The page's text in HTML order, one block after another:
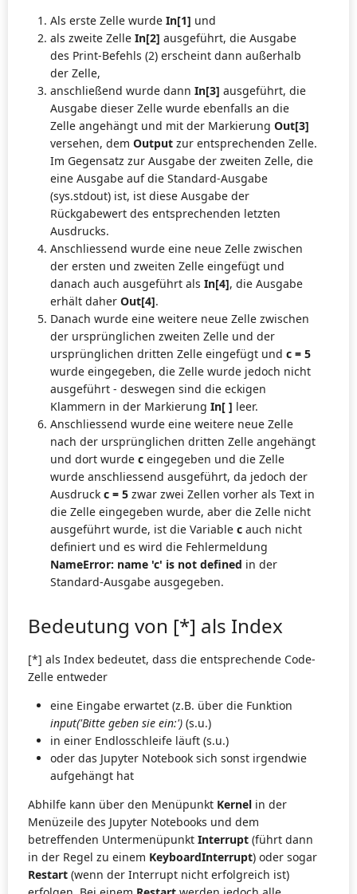
Als erste Zelle wurde In[1] und
als zweite Zelle In[2] ausgeführt, die Ausgabe
des Print-Befehls (2) erscheint dann außerhalb
der Zelle,
anschließend wurde dann In[3] ausgeführt, die
Ausgabe dieser Zelle wurde ebenfalls an die
Zelle angehängt und mit der Markierung Out[3]
versehen, dem Output zur entsprechenden Zelle.
Im Gegensatz zur Ausgabe der zweiten Zelle, die
eine Ausgabe auf die Standard-Ausgabe
(sys.stdout) ist, ist diese Ausgabe der
Rückgabewert des entsprechenden letzten
Ausdrucks.
Anschliessend wurde eine neue Zelle zwischen
der ersten und zweiten Zelle eingefügt und
danach auch ausgeführt als In[4], die Ausgabe
erhält daher Out[4].
Danach wurde eine weitere neue Zelle zwischen
der ursprünglichen zweiten Zelle und der
ursprünglichen dritten Zelle eingefügt und c = 5
wurde eingegeben, die Zelle wurde jedoch nicht
ausgeführt - deswegen sind die eckigen
Klammern in der Markierung In[ ] leer.
Anschliessend wurde eine weitere neue Zelle
nach der ursprünglichen dritten Zelle angehängt
und dort wurde c eingegeben und die Zelle
wurde anschliessend ausgeführt, da jedoch der
Ausdruck c = 5 zwar zwei Zellen vorher als Text in
die Zelle eingegeben wurde, aber die Zelle nicht
ausgeführt wurde, ist die Variable c auch nicht
definiert und es wird die Fehlermeldung
NameError: name 'c' is not defined in der
Standard-Ausgabe ausgegeben.
Bedeutung von [*] als Index
[*] als Index bedeutet, dass die entsprechende Code-
Zelle entweder
eine Eingabe erwartet (z.B. über die Funktion
input('Bitte geben sie ein:') (s.u.)
in einer Endlosschleife läuft (s.u.)
oder das Jupyter Notebook sich sonst irgendwie
aufgehängt hat
Abhilfe kann über den Menüpunkt Kernel in der
Menüzeile des Jupyter Notebooks und dem
betreffenden Untermenüpunkt Interrupt (führt dann
in der Regel zu einem KeyboardInterrupt) oder sogar
Restart (wenn der Interrupt nicht erfolgreich ist)